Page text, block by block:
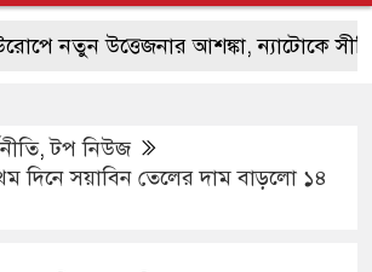
উত্তেজনার আশঙ্কা, ন্যাটোকে সীমিত
,টপ নিউজ
দিনে সয়াবিন তেলের দাম বাড়লো ১৪